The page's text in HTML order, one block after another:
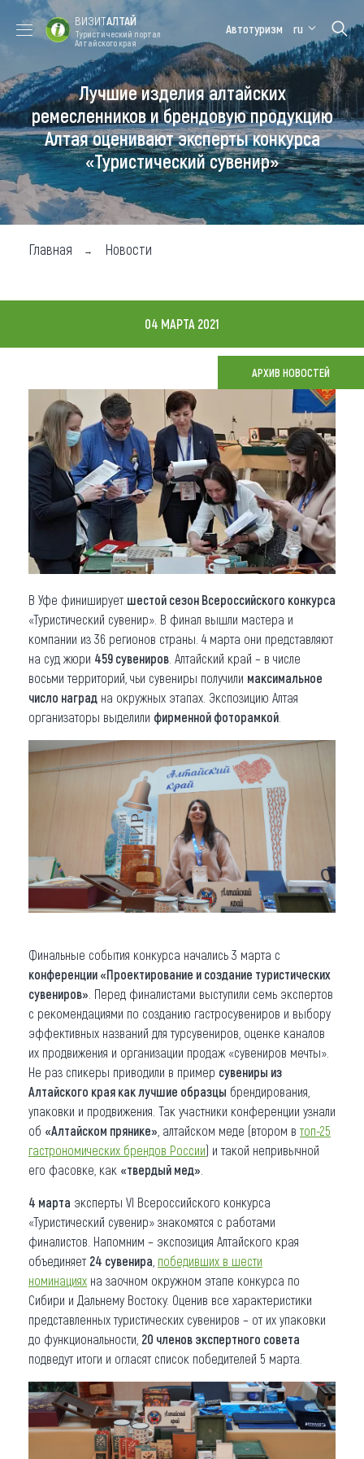
Форум VISIT
ALTAI
Цветение
маральника
Медицинский
форум
Алтайская
зимовка
Туры
Где побывать
Чем заняться
Где остановиться
Что привезти (сувениры)
О регионе
Коллекция впечатлений
Другие рубрики
ВИЗИТАЛТАЙ
Туристический портал
Алтайского края
Автотуризм ru
Лучшие изделия алтайских
ремесленников и брендовую продукцию
Алтая оценивают эксперты конкурса
«Туристический сувенир»
Главная Новости
04 МАРТА 2021
АРХИВ НОВОСТЕЙ
В Уфе финиширует шестой сезон Всероссийского конкурса
«Туристический сувенир». В финал вышли мастера и
компании из 36 регионов страны. 4 марта они представляют
на суд жюри 459 сувениров . Алтайский край – в числе
восьми территорий, чьи сувениры получили максимальное
число наград на окружных этапах. Экспозицию Алтая
организаторы выделили фирменной фоторамкой
Финальные события конкурса начались 3 марта с
конференции «Проектирование и создание туристических
сувениров» . Перед финалистами выступили семь экспертов
с рекомендациями по созданию гастросувениров и выбору
эффективных названий для турсувениров, оценке каналов
их продвижения и организации продаж «сувениров мечты».
Не раз спикеры приводили в пример сувениры из
Алтайского края как лучшие образцы брендирования,
упаковки и продвижения. Так участники конференции узнали
об «Алтайском прянике» , алтайском меде (втором в топ-25
гастрономических брендов России) и такой непривычной
его фасовке, как «твердый мед»
4 марта эксперты VI Всероссийского конкурса
«Туристический сувенир» знакомятся с работами
финалистов. Напомним – экспозиция Алтайского края
объединяет 24 сувенира победивших в шести
номинациях на заочном окружном этапе конкурса по
Сибири и Дальнему Востоку. Оценив все характеристики
представленных туристических сувениров – от их упаковки
до функциональности, 20 членов экспертного совета
подведут итоги и огласят список победителей 5 марта.